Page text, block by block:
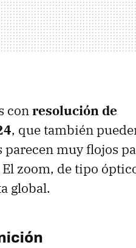
conresolución de
, que también
parecen muy flojos
zoom, de tipo
global.